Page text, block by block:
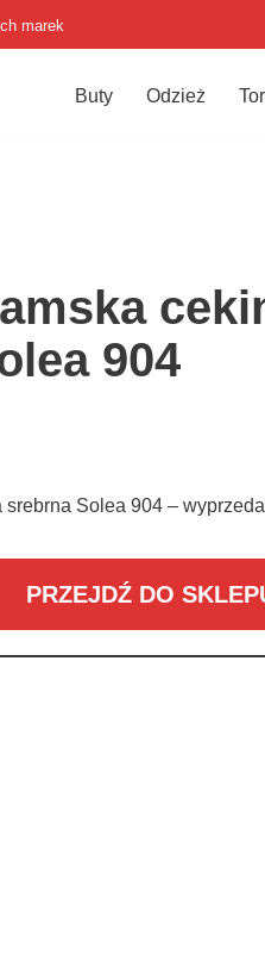
marek
Buty Odzież
904
Solea 904 –
PRZEJDŹ DO